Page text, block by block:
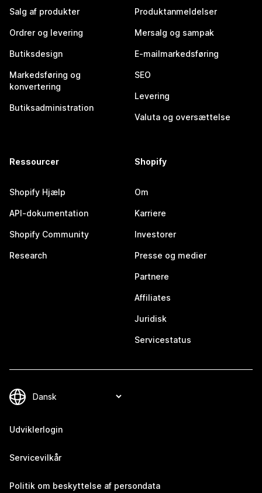
Salg af produkter
Ordrer og levering
Butiksdesign
Markedsføring og
konvertering
Butiksadministration
Produktanmeldelser
Mersalg og sampak
E-mailmarkedsføring
SEO
Levering
Valuta og oversættelse
Ressourcer
Shopify Hjælp
API-dokumentation
Shopify Community
Research
Shopify
Om
Karriere
Investorer
Presse og medier
Partnere
Affiliates
Juridisk
Servicestatus
Udviklerlogin
Servicevilkår
Politik om beskyttelse af persondata